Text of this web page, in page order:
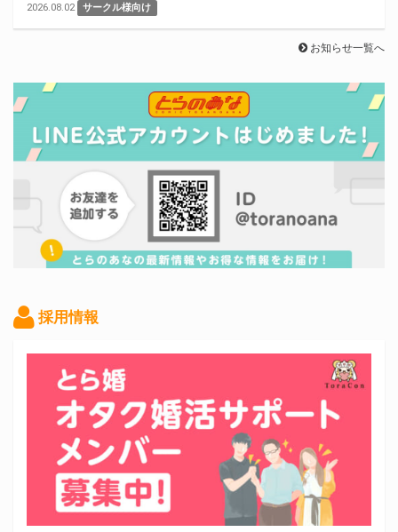
2026.08.02 サークル様向け
お知らせ一覧へ
採用情報